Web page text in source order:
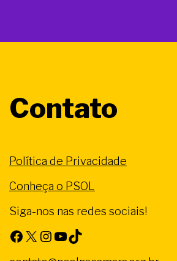
Contato
Política de Privacidade
Conheça o PSOL
Siga-nos nas redes sociais!
Facebook X Instagram Youtube TikTok